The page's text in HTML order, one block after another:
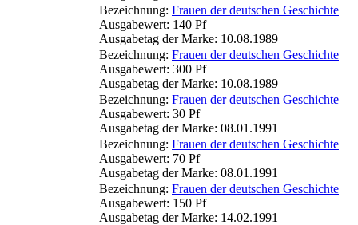
Bezeichnung: Frauen der deutschen Geschichte
Ausgabewert: 140 Pf
Ausgabetag der Marke: 10.08.1989
Bezeichnung: Frauen der deutschen Geschichte
Ausgabewert: 300 Pf
Ausgabetag der Marke: 10.08.1989
Bezeichnung: Frauen der deutschen Geschichte
Ausgabewert: 30 Pf
Ausgabetag der Marke: 08.01.1991
Bezeichnung: Frauen der deutschen Geschichte
Ausgabewert: 70 Pf
Ausgabetag der Marke: 08.01.1991
Bezeichnung: Frauen der deutschen Geschichte
Ausgabewert: 150 Pf
Ausgabetag der Marke: 14.02.1991